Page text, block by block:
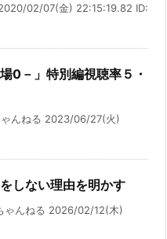
02/07(金) 22:15:19.82 ID:
0－」特別編視聴率５・
んねる 2023/06/27(火)
しない理由を明かす
ゃんねる 2026/02/12(木)